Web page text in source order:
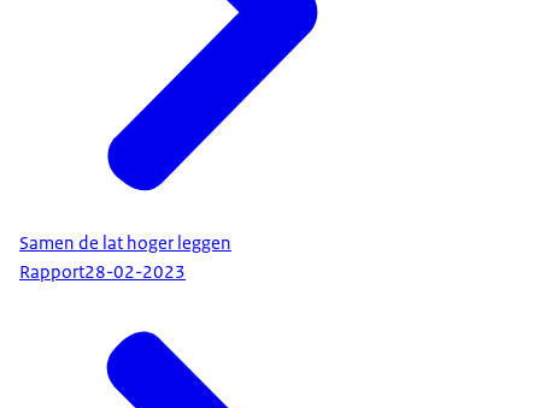
Samen de lat hoger leggen
Rapport28-02-2023